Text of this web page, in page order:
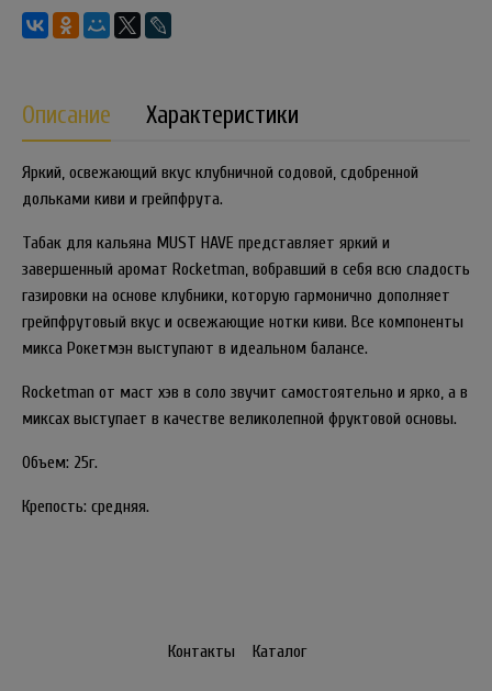
Описание Характеристики
Яркий, освежающий вкус клубничной содовой, сдобренной
дольками киви и грейпфрута.
Табак для кальяна MUST HAVE представляет яркий и
завершенный аромат Rocketman, вобравший в себя всю сладость
газировки на основе клубники, которую гармонично дополняет
грейпфрутовый вкус и освежающие нотки киви. Все компоненты
микса Рокетмэн выступают в идеальном балансе.
Rocketman от маст хэв в соло звучит самостоятельно и ярко, а в
миксах выступает в качестве великолепной фруктовой основы.
Объем: 25г.
Крепость: средняя.
Контакты Каталог